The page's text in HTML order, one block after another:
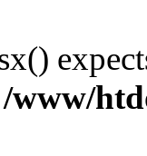
/www/